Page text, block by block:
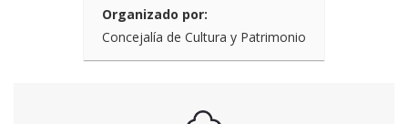
Organizado por:
Concejalía de Cultura y Patrimonio